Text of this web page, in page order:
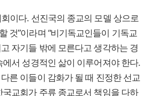
이다. 선진국의 종교의 모델 상으로
것”이라며 “비기독교인들이 기독교
자기들 밖에 모른다고 생각하는 경
에서 성경적인 삶이 이루어져야 한다.
른 이들이 감화가 될 때 진정한 선교
국교회가 주류 종교로서 책임을 다하